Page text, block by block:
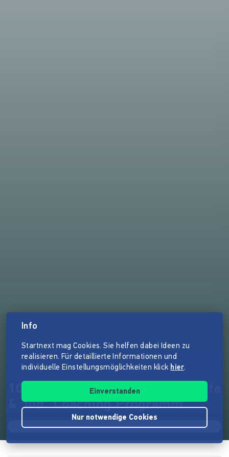
10 Traumjobs - "Design your Life
& Job" Coaching Programm
Info
Startnext mag Cookies. Sie helfen dabei Ideen zu
realisieren. Für detaillierte Informationen und
individuelle Einstellungsmöglichkeiten klick hier.
Einverstanden
Nur notwendige Cookies